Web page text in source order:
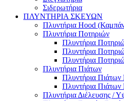
Σιδερωτήρια
ΠΛΥΝΤΗΡΙΑ ΣΚΕΥΩΝ
Πλυντήρια Hood
Πλυντήρια Ποτηριών
Πλυντήρια
Πλυντήρια
Πλυντήρια
Πλυντήρια Πιάτων
Πλυντήρια
Πλυντήρια
Πλυντήρια Διέλευσης /